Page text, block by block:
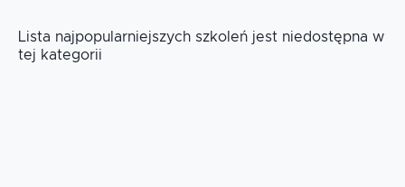
Lista najpopularniejszych szkoleń jest niedostępna w
tej kategorii